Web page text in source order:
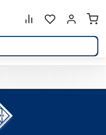
Сравнение.
СписокВойти или